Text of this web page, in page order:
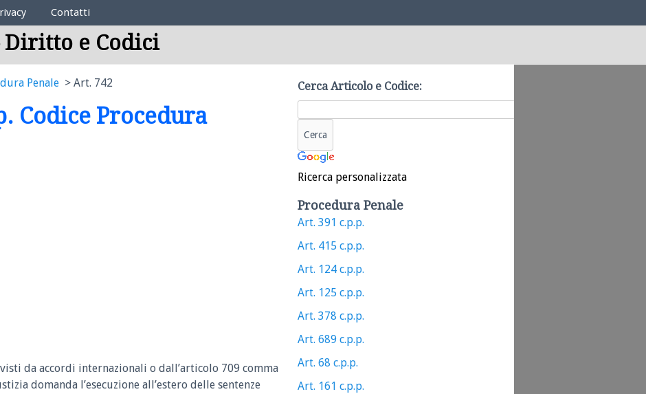
Contatti
Diritto e Codici
Penale Art. 742
Codice Procedura
da accordi internazionali o dall’articolo 709 comma
domanda l’esecuzione all’estero delle sentenze
Cerca Articolo e Codice:
Ricerca personalizzata
Procedura Penale
Art. 391 c.p.p.
Art. 415 c.p.p.
Art. 124 c.p.p.
Art. 125 c.p.p.
Art. 378 c.p.p.
Art. 689 c.p.p.
Art. 68 c.p.p.
Art. 161 c.p.p.